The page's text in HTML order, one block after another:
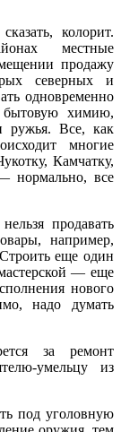
колорит.
местные
продажу
северных и
одновременно
бытовую химию,
ружья. Все, как
многие
Камчатку,
нормально, все
продавать
например,
еще один
— еще
нового
надо думать
за ремонт
умельцу из
под уголовную